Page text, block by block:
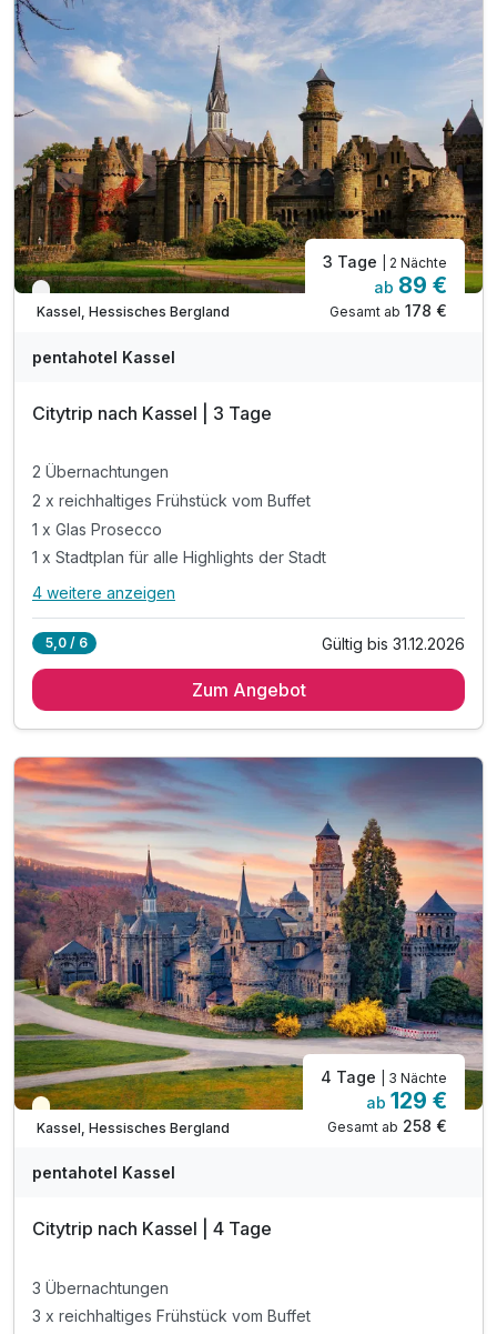
inkl. Ausflugsziele & Top-Highlights
inkl. Nutzung des Fitnessbereiches
inkl. Wlan Nutzung
Verfügbar bis Dezember
Kassel, Hessisches Bergland
3 Tage | 2 Nächte
ab 89 €
Gesamt ab 178 €
pentahotel Kassel
Citytrip nach Kassel | 3 Tage
2 Übernachtungen
2 x reichhaltiges Frühstück vom Buffet
1 x Glas Prosecco
1 x Stadtplan für alle Highlights der Stadt
Alle Inklusivleistungen
2 x reichhaltiges Frühstück vom Buffet
inkl. Billard spielen in der penta Lounge
inkl. Late check-out 15 Uhr (nach Verfügbarkeit)
inkl. Nutzung des Fitnessbereiches
inkl. Wlan Nutzung
4 weitere anzeigen
5,0 / 6 Gültig bis 31.12.2026
Zum Angebot
Teilweise ausgelastet
Kassel, Hessisches Bergland
4 Tage | 3 Nächte
ab 129 €
Gesamt ab 258 €
pentahotel Kassel
Citytrip nach Kassel | 4 Tage
3 Übernachtungen
3 x reichhaltiges Frühstück vom Buffet